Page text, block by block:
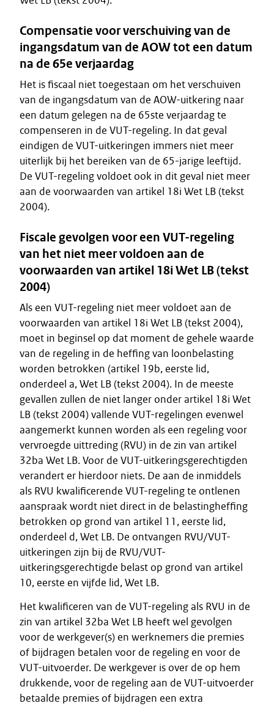
Compensatie voor verschuiving van de
ingangsdatum van de AOW tot een datum
na de 65e verjaardag
Het is fiscaal niet toegestaan om het verschuiven
van de ingangsdatum van de AOW-uitkering naar
een datum gelegen na de 65ste verjaardag te
compenseren in de VUT-regeling. In dat geval
eindigen de VUT-uitkeringen immers niet meer
uiterlijk bij het bereiken van de 65-jarige leeftijd.
De VUT-regeling voldoet ook in dit geval niet meer
aan de voorwaarden van artikel 18i Wet LB (tekst
2004).
Fiscale gevolgen voor een VUT-regeling
van het niet meer voldoen aan de
voorwaarden van artikel 18i Wet LB (tekst
2004)
Als een VUT-regeling niet meer voldoet aan de
voorwaarden van artikel 18i Wet LB (tekst 2004),
moet in beginsel op dat moment de gehele waarde
van de regeling in de heffing van loonbelasting
worden betrokken (artikel 19b, eerste lid,
onderdeel a, Wet LB (tekst 2004). In de meeste
gevallen zullen de niet langer onder artikel 18i Wet
LB (tekst 2004) vallende VUT-regelingen evenwel
aangemerkt kunnen worden als een regeling voor
vervroegde uittreding (RVU) in de zin van artikel
32ba Wet LB. Voor de VUT-uitkeringsgerechtigden
verandert er hierdoor niets. De aan de inmiddels
als RVU kwalificerende VUT-regeling te ontlenen
aanspraak wordt niet direct in de belastingheffing
betrokken op grond van artikel 11, eerste lid,
onderdeel d, Wet LB. De ontvangen RVU/VUT-
uitkeringen zijn bij de RVU/VUT-
uitkeringsgerechtigde belast op grond van artikel
10, eerste en vijfde lid, Wet LB.
Het kwalificeren van de VUT-regeling als RVU in de
zin van artikel 32ba Wet LB heeft wel gevolgen
voor de werkgever(s) en werknemers die premies
of bijdragen betalen voor de regeling en voor de
VUT-uitvoerder. De werkgever is over de op hem
drukkende, voor de regeling aan de VUT-uitvoerder
betaalde premies of bijdragen een extra